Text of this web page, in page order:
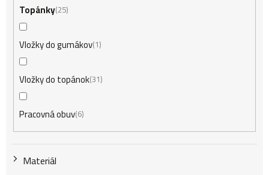
Topánky 25
Vložky do gumákov 1
Vložky do topánok31
Pracovná obuv 6
Materiál